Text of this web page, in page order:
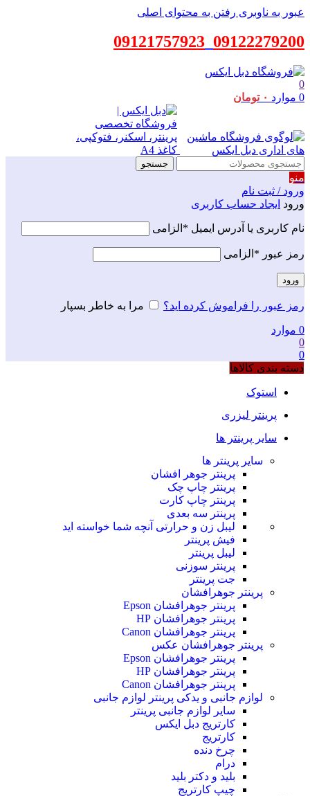
عبور به ناوبری رفتن به محتوای اصلی
09122279200
09121757923
0
0 موارد ۰ تومان
جستجو
منو
ورود / ثبت نام
ورود ایجاد حساب کاربری
نام کاربری یا آدرس ایمیل * الزامی
رمز عبور * الزامی
ورود
رمز عبور را فراموش کرده اید؟ مرا به خاطر بسپار
0 موارد
0
0
دسته بندی کالاها
استوک
پرینتر لیزری
سایر پرینتر ها
سایر پرینتر ها
پرینتر جوهر افشان
پرینتر چاپ چک
پرینتر چاپ کارت
پرینتر سه بعدی
لیبل زن و حرارتی آنچه شما خواسته اید
فیش پرینتر
لیبل پرینتر
پرینتر سوزنی
جت پرینتر
پرینتر جوهرافشان
پرینتر جوهرافشان Epson
پرینتر جوهرافشان HP
پرینتر جوهرافشان Canon
پرینتر جوهرافشان عکس
پرینتر جوهرافشان Epson
پرینتر جوهرافشان HP
پرینتر جوهرافشان Canon
لوازم جانبی و یدکی پرینتر لوازم جانبی
سایر لوازم جانبی پرینتر
کارتریج دبل ایکس
کارتریج
چرخ دنده
درام
بلید و دکتر بلید
چیپ کارتریج